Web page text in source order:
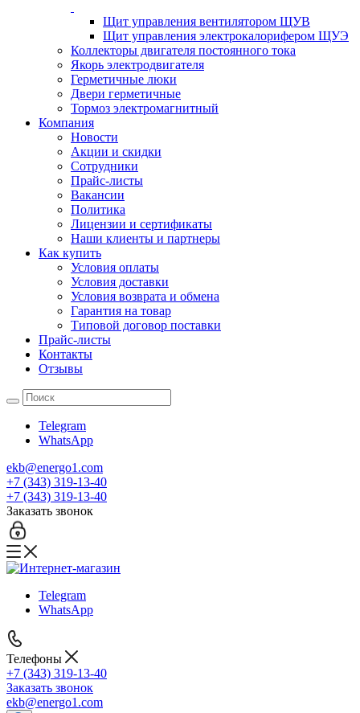
Щит управления вентилятором ЩУВ
Щит управления электрокалорифером ЩУЭ
Коллекторы двигателя постоянного тока
Якорь электродвигателя
Герметичные люки
Двери герметичные
Тормоз электромагнитный
Компания
Новости
Акции и скидки
Сотрудники
Прайс-листы
Вакансии
Политика
Лицензии и сертификаты
Наши клиенты и партнеры
Как купить
Условия оплаты
Условия доставки
Условия возврата и обмена
Гарантия на товар
Типовой договор поставки
Прайс-листы
Контакты
Отзывы
Telegram
WhatsApp
ekb@energo1.com
+7 (343) 319-13-40
+7 (343) 319-13-40
Заказать звонок
Telegram
WhatsApp
Телефоны
+7 (343) 319-13-40
Заказать звонок
ekb@energo1.com